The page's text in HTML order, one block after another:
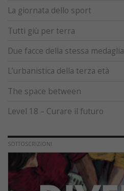
La giornata dello sport
Tutti giù per terra
Due facce della stessa medaglia
L’urbanistica della terza età
The space between
Level 18 – Curare il futuro
SOTTOSCRIZIONI